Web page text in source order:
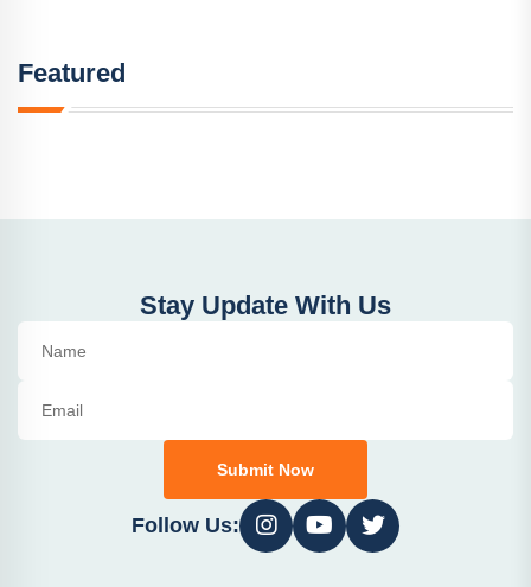
Featured
Stay Update With Us
Submit Now
Follow Us: